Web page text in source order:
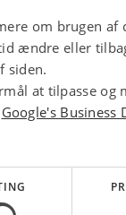
om brugen af
tid ændre eller
siden.
at tilpasse og
Google's Business